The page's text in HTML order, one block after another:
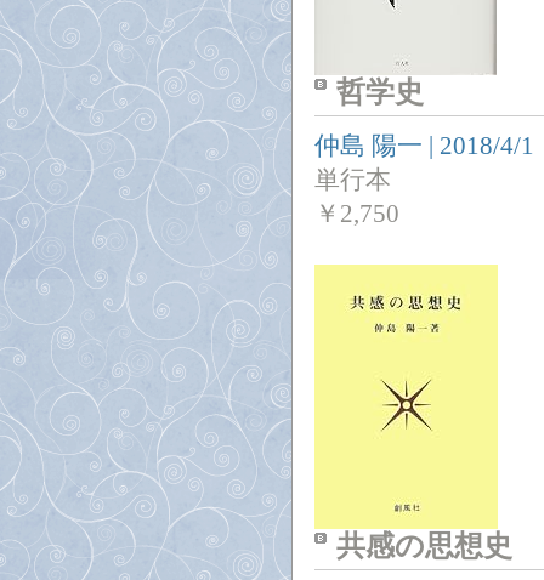
哲学史
仲島 陽一 | 2018/4/1
単行本
￥ 2,750
共感の思想史